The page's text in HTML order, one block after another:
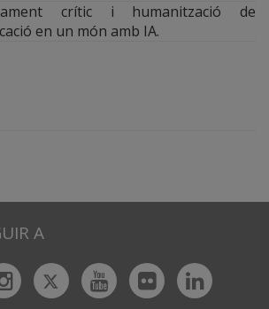
crític i humanització de
en un món amb IA.
A
Instagram
TwitterYoutubeFlickr